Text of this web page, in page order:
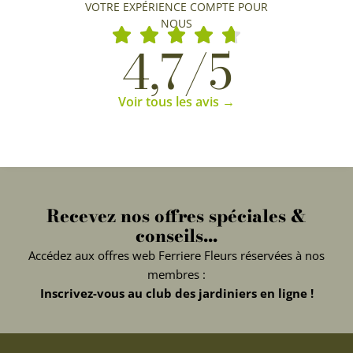
VOTRE EXPÉRIENCE COMPTE POUR
NOUS
4,7/5
Voir tous les avis →
Recevez nos offres spéciales &
conseils...
Accédez aux offres web Ferriere Fleurs réservées à nos
membres :
Inscrivez-vous au club des jardiniers en ligne !